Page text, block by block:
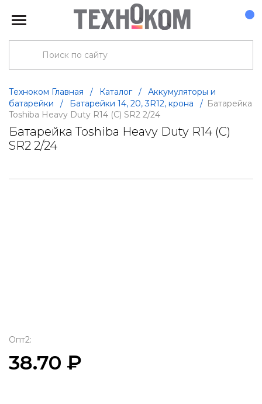
Техноком Главная / Каталог /
Аккумуляторы и
батарейки
/ Батарейки 14, 20, 3R12, крона / Батарейка
Toshiba Heavy Duty R14 (C) SR2 2/24
Батарейка Toshiba Heavy Duty R14 (C)
SR2 2/24
Опт2:
38.70 ₽